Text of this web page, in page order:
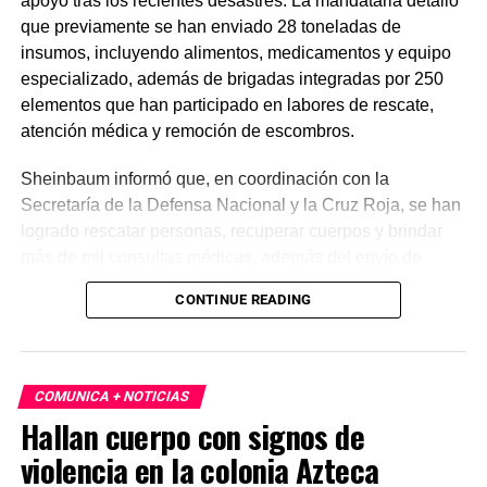
que previamente se han enviado 28 toneladas de
insumos, incluyendo alimentos, medicamentos y equipo
especializado, además de brigadas integradas por 250
elementos que han participado en labores de rescate,
atención médica y remoción de escombros.
Sheinbaum informó que, en coordinación con la
Secretaría de la Defensa Nacional y la Cruz Roja, se han
logrado rescatar personas, recuperar cuerpos y brindar
plantas de energía y materiales de apoyo. Subrayó que
estas acciones responden a solicitudes del gobierno
En otro tema, el secretario de Economía, Marcelo Ebrard,
aseguró que el Tratado entre México, Estados Unidos y
Canadá (T-MEC) se mantiene sin cambios y continúa
CONTINUE READING
COMUNICA + NOTICIAS
Hallan cuerpo con signos de
violencia en la colonia Azteca